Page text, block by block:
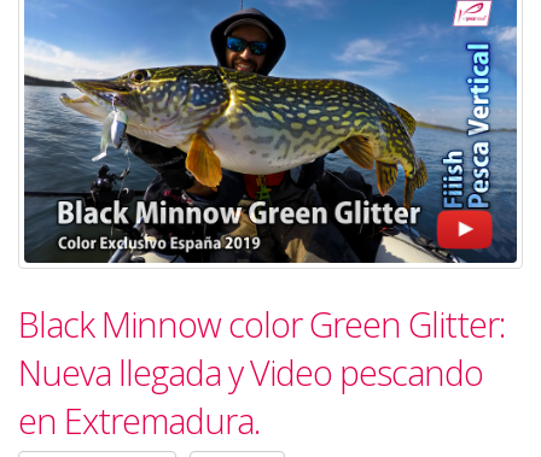
Black Minnow color Green Glitter:
Nueva llegada y Video pescando
en Extremadura.